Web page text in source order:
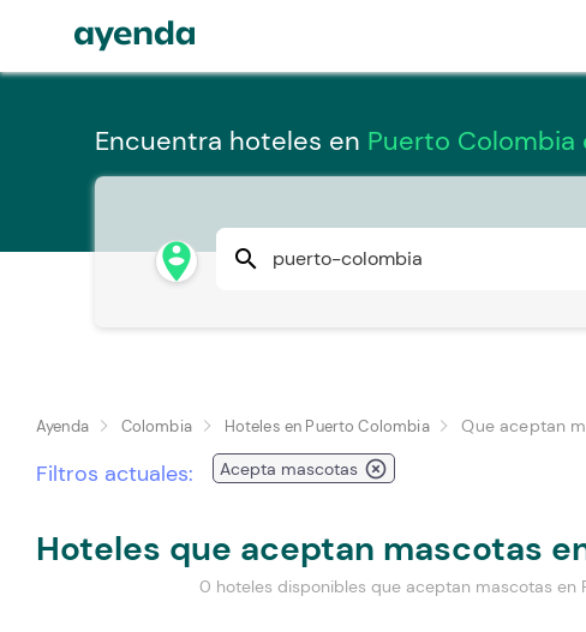
Encuentra hoteles en Puerto
person_pin_circle search
Ayenda Colombia Hoteles en Puerto Colombia Que aceptan
Filtros actuales: Acepta mascotas highlight_off
Hoteles que aceptan mascotas
0 hoteles disponibles que aceptan mascotas en